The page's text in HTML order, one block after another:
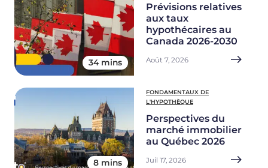
34 mins
Prévisions relatives
aux taux
hypothécaires au
Canada 2026-2030
Août 7, 2026
8 mins
FONDAMENTAUX DE
L'HYPOTHÈQUE
Perspectives du
marché immobilier
au Québec 2026
Juil 17, 2026